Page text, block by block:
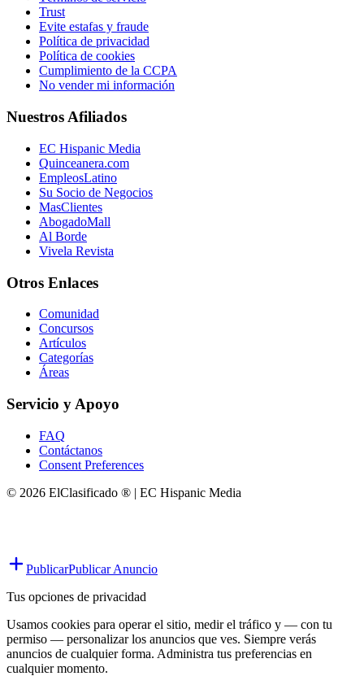
Trust
Evite estafas y fraude
Política de privacidad
Política de cookies
Cumplimiento de la CCPA
No vender mi información
Nuestros Afiliados
EC Hispanic Media
Quinceanera.com
EmpleosLatino
Su Socio de Negocios
MasClientes
AbogadoMall
Al Borde
Vivela Revista
Otros Enlaces
Comunidad
Concursos
Artículos
Categorías
Áreas
Servicio y Apoyo
FAQ
Contáctanos
Consent Preferences
© 2026 ElClasificado ® | EC Hispanic Media
PublicarPublicar Anuncio
Tus opciones de privacidad
Usamos cookies para operar el sitio, medir el tráfico y — con tu
permiso — personalizar los anuncios que ves. Siempre verás
anuncios de cualquier forma. Administra tus preferencias en
cualquier momento.